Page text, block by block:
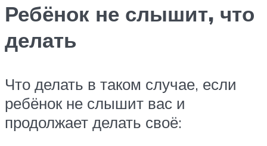
Ребёнок не слышит, что
делать
Что делать в таком случае, если
ребёнок не слышит вас и
продолжает делать своё: